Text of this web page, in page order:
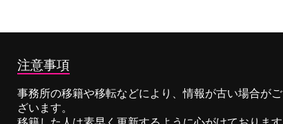
注意事項
事務所の移籍や移転などにより、情報が古い場合がご
ざいます。